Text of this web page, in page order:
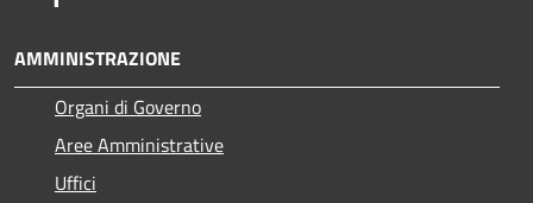
AMMINISTRAZIONE
Organi di Governo
Aree Amministrative
Uffici